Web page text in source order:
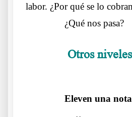
labor. ¿Por qué se lo
¿Qué nos pasa?
Otros
Eleven una